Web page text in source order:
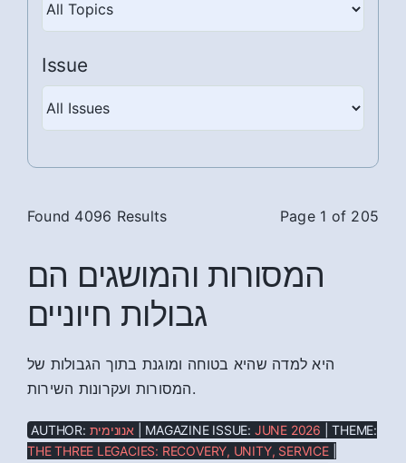
Issue
Found 4096 Results Page 1 of 205
המסורות והמושגים הם
גבולות חיוניים
היא למדה שהיא בטוחה ומוגנת בתוך הגבולות של
המסורות ועקרונות השירות.
AUTHOR: אנונימית | MAGAZINE ISSUE: JUNE 2026 | THEME:
THE THREE LEGACIES: RECOVERY, UNITY, SERVICE|